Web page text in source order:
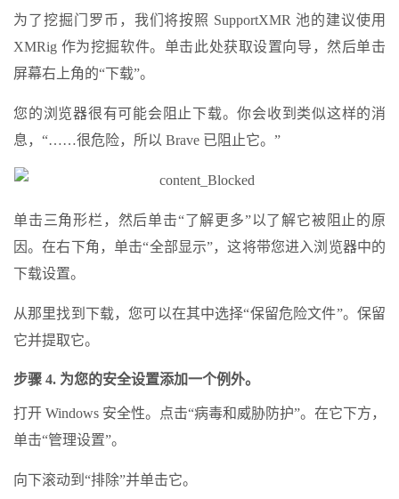
为了挖掘门罗币，我们将按照 SupportXMR 池的建议使用
XMRig 作为挖掘软件。单击此处获取设置向导，然后单击
屏幕右上角的“下载”。
您的浏览器很有可能会阻止下载。你会收到类似这样的消
息，“……很危险，所以 Brave 已阻止它。”
单击三角形栏，然后单击“了解更多”以了解它被阻止的原
因。在右下角，单击“全部显示”，这将带您进入浏览器中的
下载设置。
从那里找到下载，您可以在其中选择“保留危险文件”。保留
它并提取它。
步骤 4. 为您的安全设置添加一个例外。
打开 Windows 安全性。点击“病毒和威胁防护”。在它下方，
单击“管理设置”。
向下滚动到“排除”并单击它。